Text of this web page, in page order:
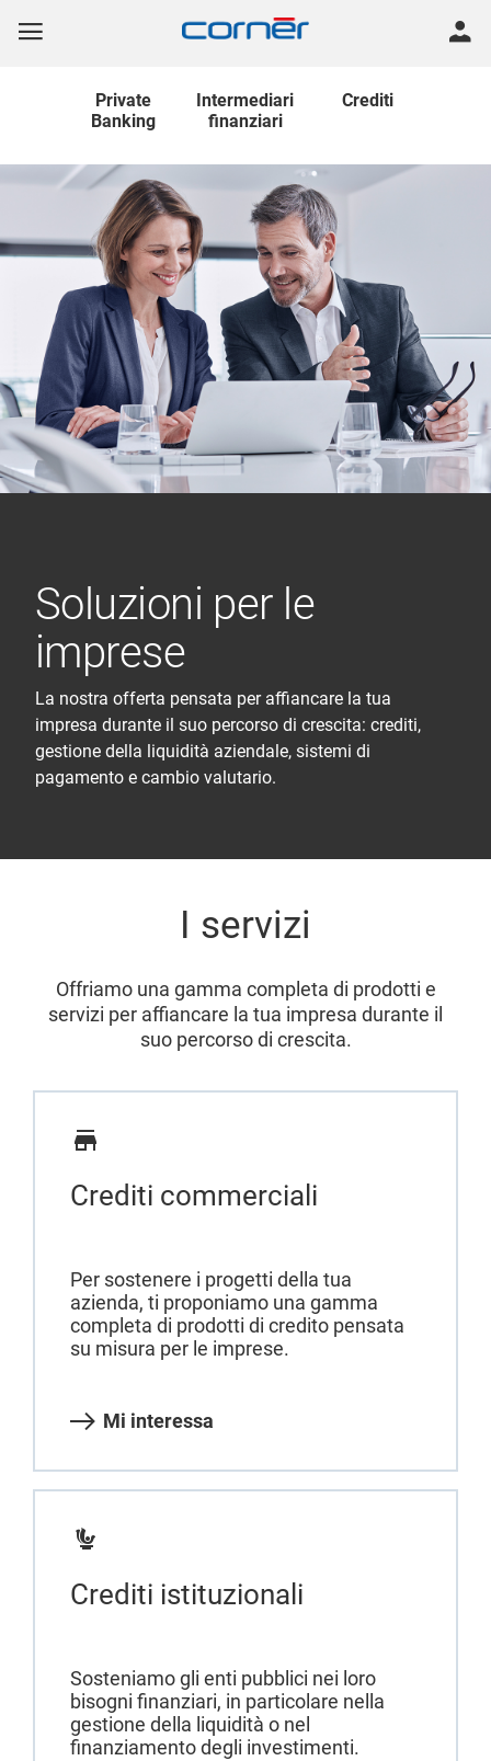
Private
Banking
Intermediari
finanziari
Crediti
Soluzioni per le
imprese
La nostra offerta pensata per affiancare la tua
impresa durante il suo percorso di crescita: crediti,
gestione della liquidità aziendale, sistemi di
pagamento e cambio valutario.
I servizi
Offriamo una gamma completa di prodotti e
servizi per affiancare la tua impresa durante il
suo percorso di crescita.
Crediti commerciali
Per sostenere i progetti della tua
azienda, ti proponiamo una gamma
completa di prodotti di credito pensata
su misura per le imprese.
Mi interessa
Crediti istituzionali
Sosteniamo gli enti pubblici nei loro
bisogni finanziari, in particolare nella
gestione della liquidità o nel
finanziamento degli investimenti.